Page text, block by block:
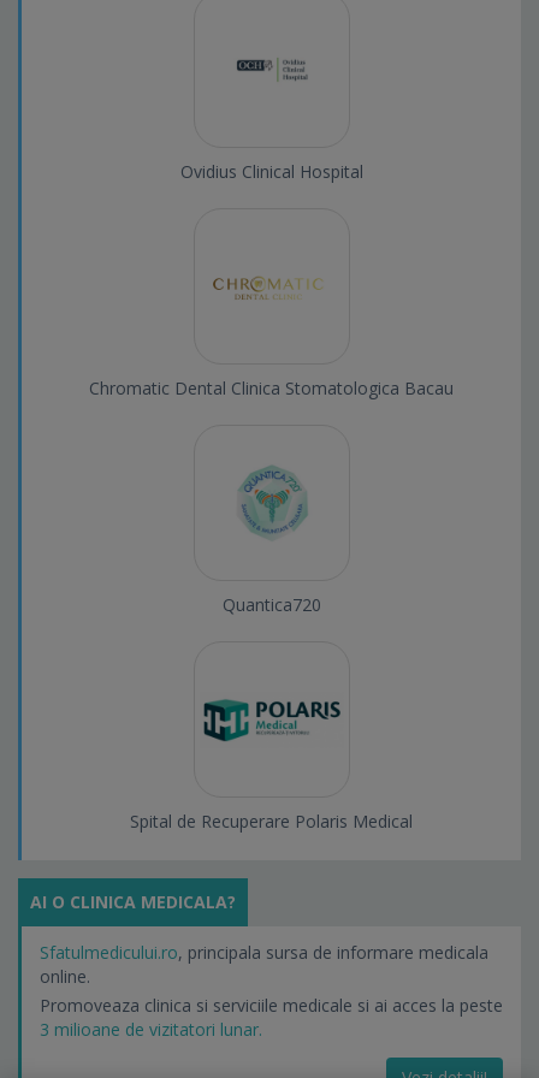
Ovidius Clinical Hospital
Chromatic Dental Clinica Stomatologica Bacau
Quantica720
Spital de Recuperare Polaris Medical
AI O CLINICA MEDICALA?
Sfatulmedicului.ro, principala sursa de informare medicala
online.
Promoveaza clinica si serviciile medicale si ai acces la peste
3 milioane de vizitatori lunar.